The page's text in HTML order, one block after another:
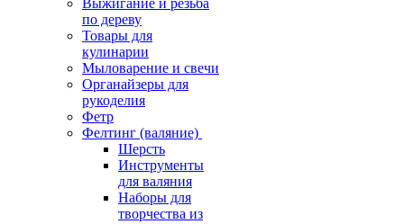
Выжигание и резьба
по дереву
Товары для
кулинарии
Мыловарение и свечи
Органайзеры для
рукоделия
Фетр
Фелтинг (валяние)
Шерсть
Инструменты
для валяния
Наборы для
творчества из